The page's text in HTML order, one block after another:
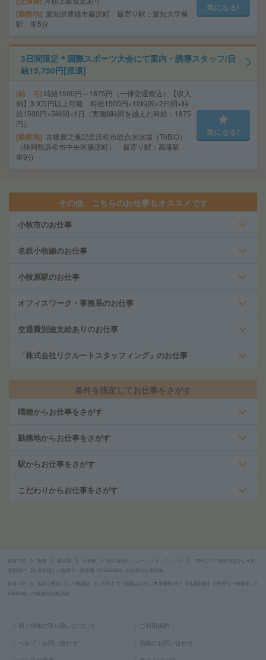
勤務地 愛知県豊橋市藤沢町 最寄り駅：愛知大学前
駅 車5分
気になる!
3日間限定＊国際スポーツ大会にて案内・誘導スタッフ/日
給15,750円[派遣]
給 与 時給1500円～1875円（一律交通費込）【収入
例】3.9万円以上可能 時給1500円×10時間×2日間+時
給1500円×5時間×1日（実働8時間を越えた時給：1875
円）
勤務地
古橋廣之進記念浜松市総合水泳場（ToBiO）
（静岡県浜松市中央区篠原町） 最寄り駅：高塚駅
車9分
気になる!
その他、こちらのお仕事もオススメです
小牧市のお仕事
名鉄小牧線のお仕事
小牧原駅のお仕事
オフィスワーク・事務系のお仕事
交通費別途支給ありのお仕事
「株式会社リクルートスタッフィング」のお仕事
条件を指定してお仕事をさがす
職種からお仕事をさがす
勤務地からお仕事をさがす
駅からお仕事をさがす
こだわりからお仕事をさがす
派遣TOP 東海 愛知県 小牧市 株式会社リクルートスタッフィング
17時まで＊残業ほぼなし▼車
通勤OK＊【社員前提】小牧原で一般事務（112465606）の派遣の仕事詳細
派遣TOP 名鉄小牧線 小牧原駅
17時まで＊残業ほぼなし▼車通勤OK＊【社員前提】小牧原で一般事務（1
12465606）の派遣の仕事詳細
個人情報の取り扱いについて ご利用規約
ヘルプ・お問い合わせ 掲載のお問い合わせ